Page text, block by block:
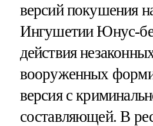
версий покушения
Ингушетии Юнус-
действия
вооруженных
версия с
составляющей. В